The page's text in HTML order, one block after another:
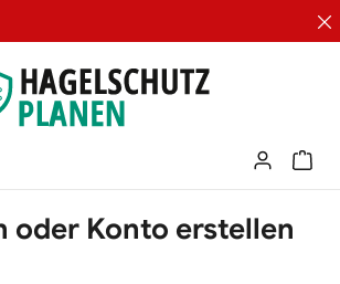
oder Konto erstellen